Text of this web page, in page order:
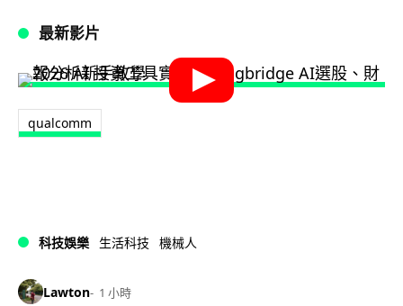
最新影片
qualcomm
科技娛樂 生活科技 機械人
Lawton 1 小時